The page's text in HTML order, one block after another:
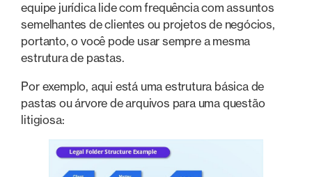
equipe jurídica lide com frequência com assuntos
semelhantes de clientes ou projetos de negócios,
portanto, o você pode usar sempre a mesma
estrutura de pastas.
Por exemplo, aqui está uma estrutura básica de
pastas ou árvore de arquivos para uma questão
litigiosa: